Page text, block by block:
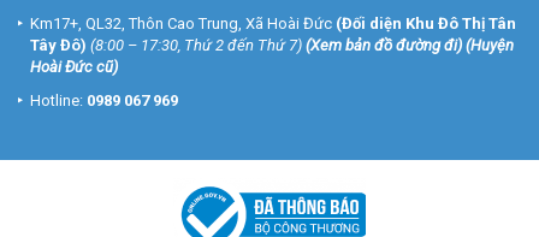
Km17+, QL32, Thôn Cao Trung, Xã Hoài Đức (Đối diện Khu Đô Thị Tân
Tây Đô) (8:00 – 17:30, Thứ 2 đến Thứ 7) (Xem bản đồ đường đi) (Huyện
Hoài Đức cũ)
Hotline: 0989 067 969